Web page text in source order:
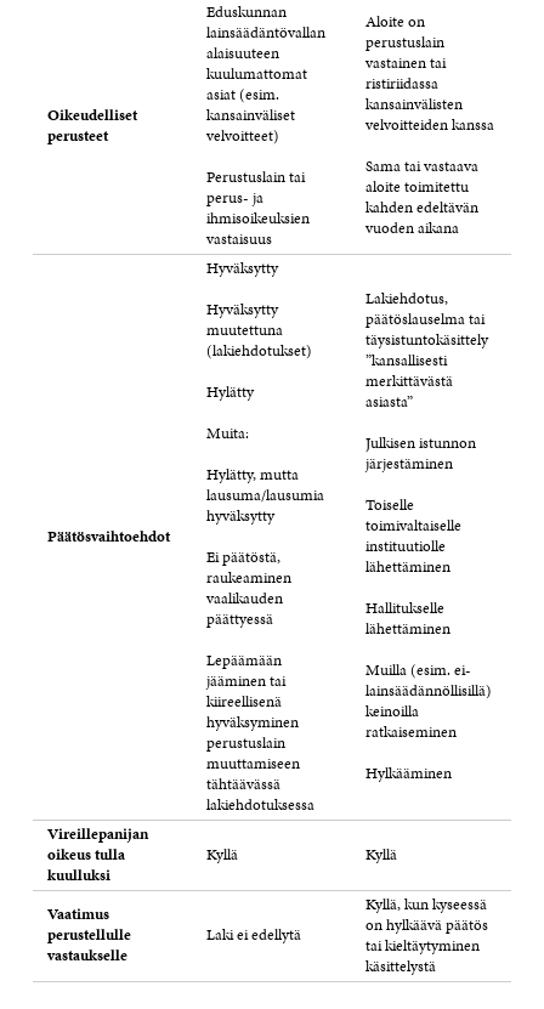
Oikeudelliset
perusteet
Eduskunnan
lainsäädäntövallan
alaisuuteen
kuulumattomat
asiat (esim.
kansainväliset
velvoitteet)
Perustuslain tai
perus- ja
ihmisoikeuksien
vastaisuus
Aloite on
perustuslain
vastainen tai
ristiriidassa
kansainvälisten
velvoitteiden kanssa
Sama tai vastaava
aloite toimitettu
kahden edeltävän
vuoden aikana
Päätösvaihtoehdot
Hyväksytty
Hyväksytty
muutettuna
(lakiehdotukset)
Hylätty
Muita:
Hylätty, mutta
lausuma/lausumia
hyväksytty
Ei päätöstä,
raukeaminen
vaalikauden
päättyessä
Lepäämään
jääminen tai
kiireellisenä
hyväksyminen
perustuslain
muuttamiseen
tähtäävässä
lakiehdotuksessa
Lakiehdotus,
päätöslauselma tai
täysistuntokäsittely
”kansallisesti
merkittävästä
asiasta”
Julkisen istunnon
järjestäminen
Toiselle
toimivaltaiselle
instituutiolle
lähettäminen
Hallitukselle
lähettäminen
Muilla (esim. ei-
lainsäädännöllisillä)
keinoilla
ratkaiseminen
Hylkääminen
Vireillepanijan
oikeus tulla
kuulluksi
Kyllä Kyllä
Vaatimus
perustellulle
vastaukselle
Laki ei edellytä
Kyllä, kun kyseessä
on hylkäävä päätös
tai kieltäytyminen
käsittelystä